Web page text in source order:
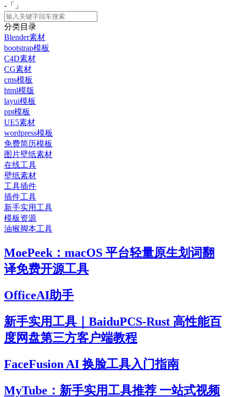
-「
」
分类目录
Blender素材
bootstrap模板
C4D素材
CG素材
cms模板
html模版
layui模板
ppt模板
UE5素材
wordpress模板
免费简历模板
图片壁纸素材
在线工具
壁纸素材
工具插件
插件工具
新手实用工具
模板资源
油猴脚本工具
MoePeek：macOS 平台轻量原生划词翻
译免费开源工具
OfficeAI助手
新手实用工具｜BaiduPCS-Rust 高性能百
度网盘第三方客户端教程
FaceFusion AI 换脸工具入门指南
MyTube：新手实用工具推荐 一站式视频